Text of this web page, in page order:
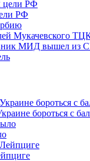
РФ
Мукачевского
МИД вышел из
бороться с